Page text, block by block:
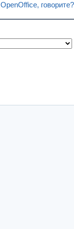
OpenOffice, говорите?